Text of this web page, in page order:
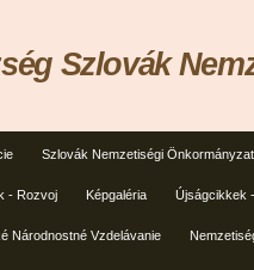
Szlovák Nemzetiségi
- Rozvoj Képgaléria Újságcikkek
Národnostné Vzdelávanie
Szlovák